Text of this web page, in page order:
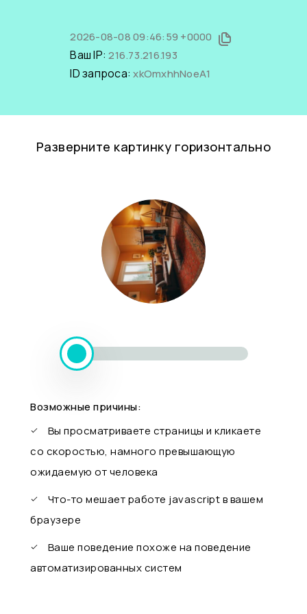
2026-08-08 09:46:59 +0000
Ваш IP:216.73.216.193
ID запроса:xkOmxhhNoeA1
Разверните картинку горизонтально
Возможные причины:
Вы просматриваете страницы и кликаете
со скоростью, намного превышающую
ожидаемую от человека
Что-то мешает работе javascript в вашем
браузере
Ваше поведение похоже на поведение
автоматизированных систем